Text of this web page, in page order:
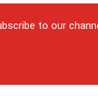
to our